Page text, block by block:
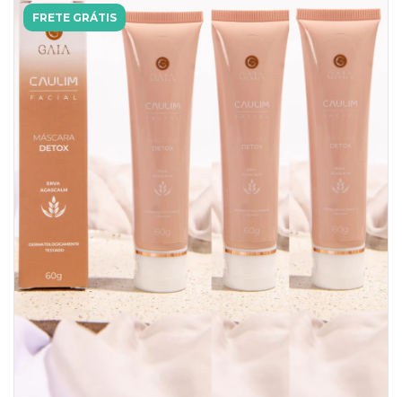
FRETE GRÁTIS